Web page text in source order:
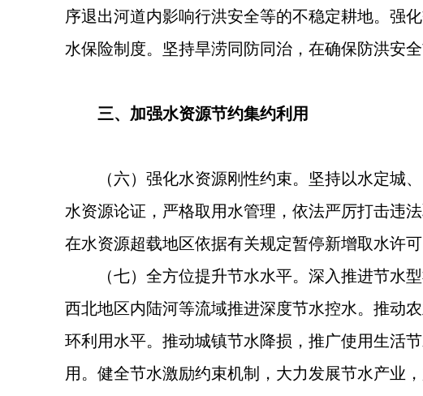
序退出河道内影响行洪安全等的不稳定耕地。强
水保险制度。坚持旱涝同防同治，在确保防洪安
三、加强水资源节约集约利用
（六）强化水资源刚性约束。坚持以水定城
水资源论证，严格取用水管理，依法严厉打击违
在水资源超载地区依据有关规定暂停新增取水许
（七）全方位提升节水水平。深入推进节水
西北地区内陆河等流域推进深度节水控水。推动
环利用水平。推动城镇节水降损，推广使用生活
用。健全节水激励约束机制，大力发展节水产业